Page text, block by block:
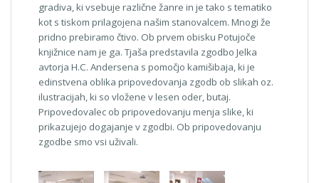
gradiva, ki vsebuje različne žanre in je tako s tematiko
kot s tiskom prilagojena našim stanovalcem. Mnogi že
pridno prebiramo čtivo. Ob prvem obisku Potujoče
knjižnice nam je ga. Tjaša predstavila zgodbo Jelka
avtorja H.C. Andersena s pomočjo kamišibaja, ki je
edinstvena oblika pripovedovanja zgodb ob slikah oz.
ilustracijah, ki so vložene v lesen oder, butaj.
Pripovedovalec ob pripovedovanju menja slike, ki
prikazujejo dogajanje v zgodbi. Ob pripovedovanju
zgodbe smo vsi uživali.